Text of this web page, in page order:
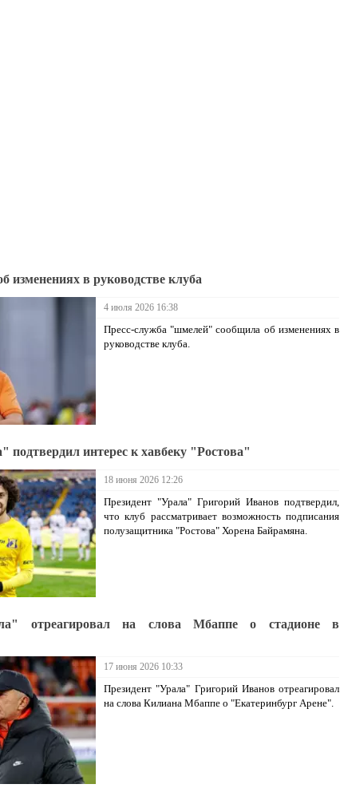
изменениях в руководстве клуба
4 июля 2026 16:38
Пресс-служба "шмелей" сообщила об изменениях в
руководстве клуба.
подтвердил интерес к хавбеку "Ростова"
18 июня 2026 12:26
Президент "Урала" Григорий Иванов подтвердил,
что клуб рассматривает возможность подписания
полузащитника "Ростова" Хорена Байрамяна.
отреагировал на слова Мбаппе о стадионе в
17 июня 2026 10:33
Президент "Урала" Григорий Иванов отреагировал
на слова Килиана Мбаппе о "Екатеринбург Арене".